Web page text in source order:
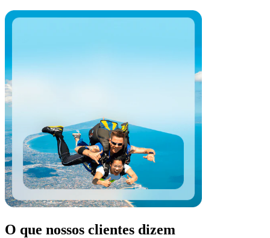
O que nossos clientes dizem